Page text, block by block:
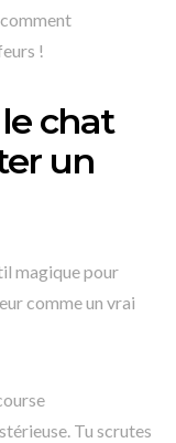
!
chat
un
magique pour
comme un vrai
Tu scrutes